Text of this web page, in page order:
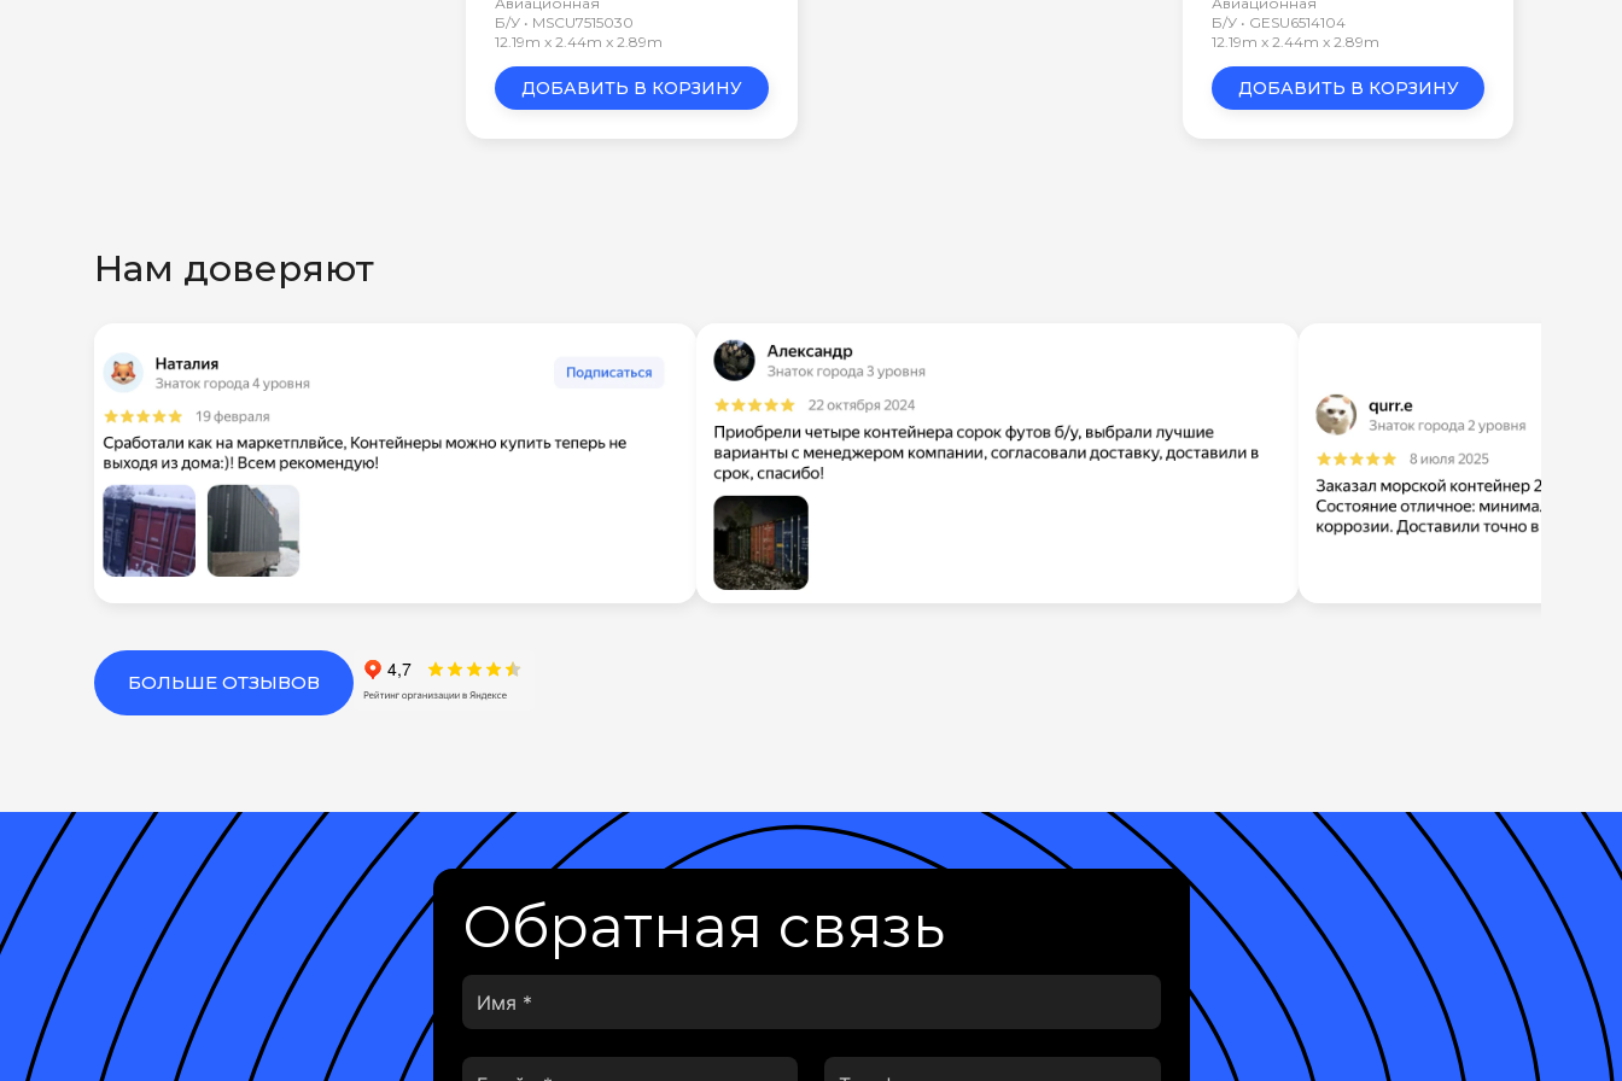
Б/У • MSCU7515030
12.19m x 2.44m x 2.89m
ДОБАВИТЬ В КОРЗИНУ
Б/У • GESU6514104
12.19m x 2.44m x 2.89m
ДОБАВИТЬ В КОРЗИНУ
Нам доверяют
БОЛЬШЕ ОТЗЫВОВ
Обратная связь